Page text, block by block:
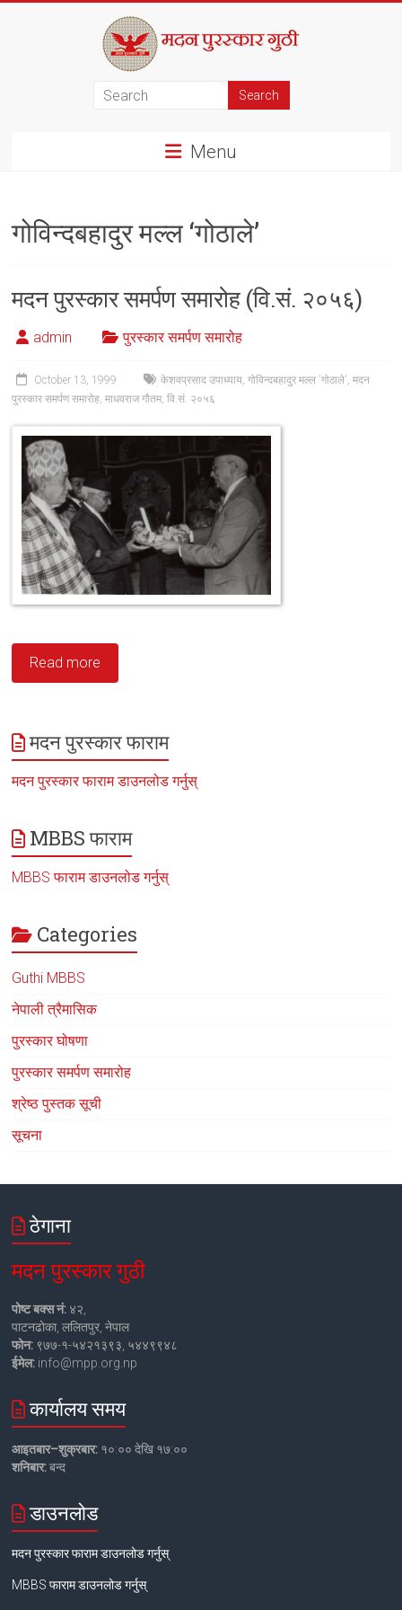
Menu
गोविन्दबहादुर मल्ल ‘गोठाले’
मदन पुरस्कार समर्पण समारोह (वि.सं. २०५६)
admin पुरस्कार समर्पण समारोह
October 13, 1999 केशवप्रसाद उपाध्याय,गोविन्दबहादुर मल्ल 'गोठाले',मदन
पुरस्कार समर्पण समारोह,माधवराज गौतम,वि.सं. २०५६
Read more
मदन पुरस्कार फाराम
मदन पुरस्कार फाराम डाउनलोड गर्नुस्
MBBS फाराम
MBBS फाराम डाउनलोड गर्नुस्
Categories
Guthi MBBS
नेपाली त्रैमासिक
पुरस्कार घोषणा
पुरस्कार समर्पण समारोह
श्रेष्ठ पुस्तक सूची
सूचना
ठेगाना
मदन पुरस्कार गुठी
पोष्ट बक्स नं: ४२,
पाटनढोका, ललितपुर, नेपाल
फोन: ९७७-१-५४२१३९३, ५४४९९४८
ईमेल: info@mpp.org.np
कार्यालय समय
आइतबार–शुक्रबार: १०:०० देखि १७:००
शनिबार:बन्द
डाउनलोड
मदन पुरस्कार फाराम डाउनलोड गर्नुस्
MBBS फाराम डाउनलोड गर्नुस्